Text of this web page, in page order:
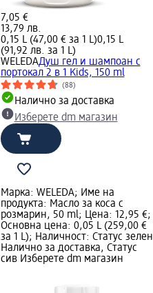
7,05 €
13,79 лв.
0,15 L (47,00 € за 1 L)0,15 L
(91,92 лв. за 1 L)
WELEDAДуш гел и шампоан с
портокал 2 в 1 Kids, 150 ml
(88)
Налично за доставка
Изберете dm магазин
Марка: WELEDA; Име на
продукта: Масло за коса с
розмарин, 50 ml; Цена: 12,95 €;
Основна цена: 0,05 L (259,00 €
за 1 L); Наличност: Статус зелен
Налично за доставка, Статус
сив Изберете dm магазин